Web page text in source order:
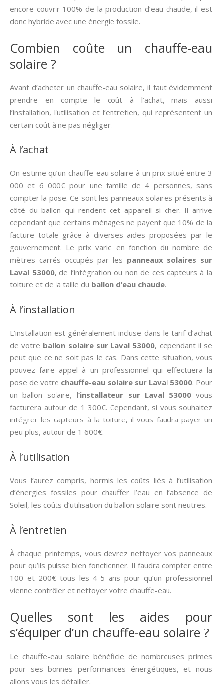
encore couvrir 100% de la production d’eau chaude, il est
donc hybride avec une énergie fossile.
Combien coûte un chauffe-eau
solaire ?
Avant d’acheter un chauffe-eau solaire, il faut évidemment
prendre en compte le coût à l’achat, mais aussi
l’installation, l’utilisation et l’entretien, qui représentent un
certain coût à ne pas négliger.
À l’achat
On estime qu’un chauffe-eau solaire à un prix situé entre 3
000 et 6 000€ pour une famille de 4 personnes, sans
compter la pose. Ce sont les panneaux solaires présents à
côté du ballon qui rendent cet appareil si cher. Il arrive
cependant que certains ménages ne payent que 10% de la
facture totale grâce à diverses aides proposées par le
gouvernement. Le prix varie en fonction du nombre de
mètres carrés occupés par les panneaux solaires sur
Laval 53000, de l’intégration ou non de ces capteurs à la
toiture et de la taille du ballon d’eau chaude.
À l’installation
L’installation est généralement incluse dans le tarif d’achat
de votre ballon solaire sur Laval 53000, cependant il se
peut que ce ne soit pas le cas. Dans cette situation, vous
pouvez faire appel à un professionnel qui effectuera la
pose de votre chauffe-eau solaire sur Laval 53000. Pour
un ballon solaire, l’installateur sur Laval 53000vous
facturera autour de 1 300€. Cependant, si vous souhaitez
intégrer les capteurs à la toiture, il vous faudra payer un
peu plus, autour de 1 600€.
À l’utilisation
Vous l’aurez compris, hormis les coûts liés à l’utilisation
d’énergies fossiles pour chauffer l’eau en l’absence de
Soleil, les coûts d’utilisation du ballon solaire sont neutres.
À l’entretien
À chaque printemps, vous devrez nettoyer vos panneaux
pour qu’ils puisse bien fonctionner. Il faudra compter entre
100 et 200€ tous les 4-5 ans pour qu’un professionnel
vienne contrôler et nettoyer votre chauffe-eau.
Quelles sont les aides pour
s’équiper d’un chauffe-eau solaire ?
Le chauffe-eau solaire bénéficie de nombreuses primes
pour ses bonnes performances énergétiques, et nous
allons vous les détailler.